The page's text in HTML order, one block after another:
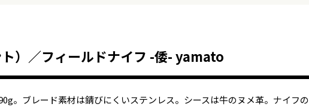
）／フィールドナイフ -倭- yamato
。ブレード素材は錆びにくいステンレス。シースは牛のヌメ革。ナイフの